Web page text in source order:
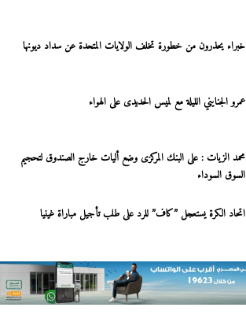
خبراء يحذرون من خطورة تخلف الولايات المتحدة عن سداد ديونها
عمرو الجنايني الليلة مع لميس الحديدى على الهواء
محمد الزيات : على البنك المركزى وضع أليات خارج الصندوق لتحجيم
السوق السوداء
اتحاد الكرة يستعجل ”كاف” للرد على طلب تأجيل مباراة غينيا